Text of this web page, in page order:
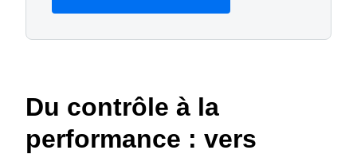
Du contrôle à la
performance : vers